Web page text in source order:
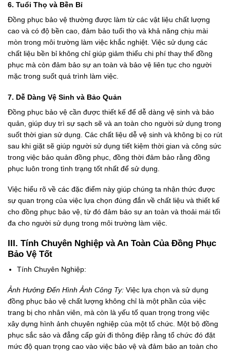
6. Tuổi Thọ và Bền Bỉ
Đồng phục bảo vệ thường được làm từ các vật liệu chất lượng
cao và có độ bền cao, đảm bảo tuổi thọ và khả năng chịu mài
mòn trong môi trường làm việc khắc nghiệt. Việc sử dụng các
chất liệu bền bỉ không chỉ giúp giảm thiểu chi phí thay thế đồng
phục mà còn đảm bảo sự an toàn và bảo vệ liên tục cho người
mặc trong suốt quá trình làm việc.
7. Dễ Dàng Vệ Sinh và Bảo Quản
Đồng phục bảo vệ cần được thiết kế để dễ dàng vệ sinh và bảo
quản, giúp duy trì sự sạch sẽ và an toàn cho người sử dụng trong
suốt thời gian sử dụng. Các chất liệu dễ vệ sinh và không bị co rút
sau khi giặt sẽ giúp người sử dụng tiết kiệm thời gian và công sức
trong việc bảo quản đồng phục, đồng thời đảm bảo rằng đồng
phục luôn trong tình trạng tốt nhất để sử dụng.
Việc hiểu rõ về các đặc điểm này giúp chúng ta nhận thức được
sự quan trọng của việc lựa chọn đúng đắn về chất liệu và thiết kế
cho đồng phục bảo vệ, từ đó đảm bảo sự an toàn và thoải mái tối
đa cho người sử dụng trong môi trường làm việc.
III. Tính Chuyên Nghiệp và An Toàn Của Đồng Phục
Bảo Vệ Tốt
Tính Chuyên Nghiệp:
Ảnh Hưởng Đến Hình Ảnh Công Ty: Việc lựa chọn và sử dụng
đồng phục bảo vệ chất lượng không chỉ là một phần của việc
trang bị cho nhân viên, mà còn là yếu tố quan trọng trong việc
xây dựng hình ảnh chuyên nghiệp của một tổ chức. Một bộ đồng
phục sắc sảo và đẳng cấp gửi đi thông điệp rằng tổ chức đó đặt
mức độ quan trọng cao vào việc bảo vệ và đảm bảo an toàn cho